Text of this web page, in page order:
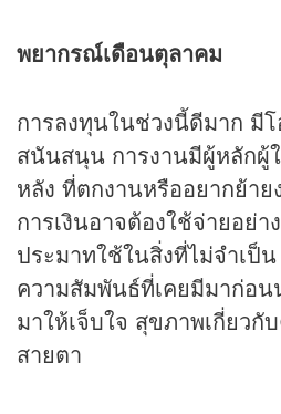
พยากรณ์เดือนตุลาคม
การลงทุนในช่วงนี้ดีมาก มี
สนันสนุน การงานมีผู้หลักผู้
หลัง ที่ตกงานหรืออยากย้า
การเงินอาจต้องใช้จ่ายอย่า
ประมาทใช้ในสิ่งที่ไม่จำเป็
ความสัมพันธ์ที่เคยมีมาก่อ
มาให้เจ็บใจ สุขภาพเกี่ยวกั
สายตา